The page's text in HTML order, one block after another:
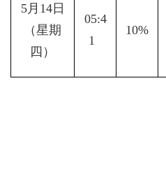
5月14日
（星期
四）
05:4
1
10%